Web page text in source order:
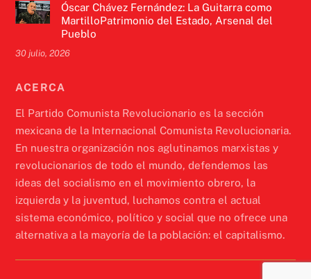
Óscar Chávez Fernández: La Guitarra como
MartilloPatrimonio del Estado, Arsenal del
Pueblo
30 julio, 2026
ACERCA
El Partido Comunista Revolucionario es la sección
mexicana de la Internacional Comunista Revolucionaria.
En nuestra organización nos aglutinamos marxistas y
revolucionarios de todo el mundo, defendemos las
ideas del socialismo en el movimiento obrero, la
izquierda y la juventud, luchamos contra el actual
sistema económico, político y social que no ofrece una
alternativa a la mayoría de la población: el capitalismo.